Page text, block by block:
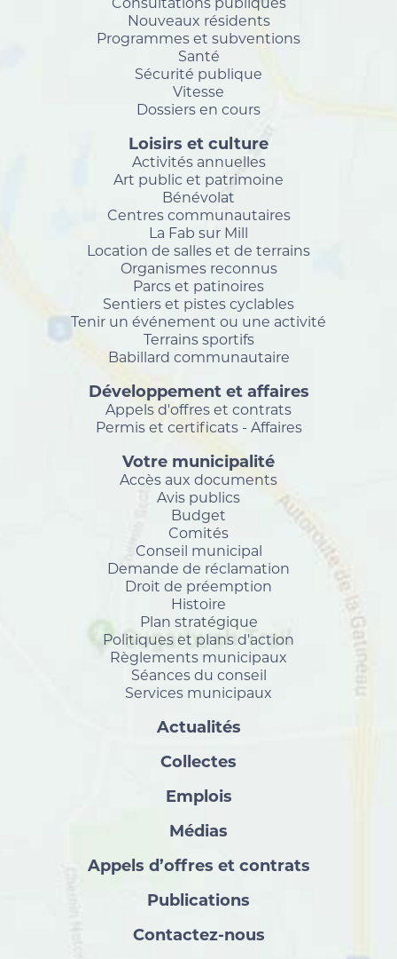
Consultations publiques
Nouveaux résidents
Programmes et subventions
Santé
Sécurité publique
Vitesse
Dossiers en cours
Loisirs et culture
Activités annuelles
Art public et patrimoine
Bénévolat
Centres communautaires
La Fab sur Mill
Location de salles et de terrains
Organismes reconnus
Parcs et patinoires
Sentiers et pistes cyclables
Tenir un événement ou une activité
Terrains sportifs
Babillard communautaire
Développement et affaires
Appels d'offres et contrats
Permis et certificats - Affaires
Votre municipalité
Accès aux documents
Avis publics
Budget
Comités
Conseil municipal
Demande de réclamation
Droit de préemption
Histoire
Plan stratégique
Politiques et plans d'action
Règlements municipaux
Séances du conseil
Services municipaux
Actualités
Collectes
Emplois
Médias
Appels d’offres et contrats
Publications
Contactez-nous